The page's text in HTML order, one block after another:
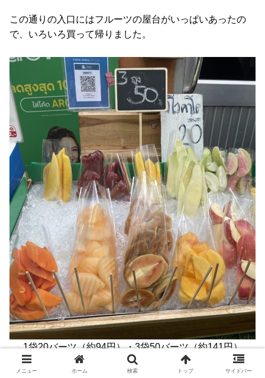
この通りの入口にはフルーツの屋台がいっぱいあったの
で、いろいろ買って帰りました。
1袋20バーツ（約94円）・3袋50バーツ（約141円）
メニュー ホーム 検索 トップ サイドバー